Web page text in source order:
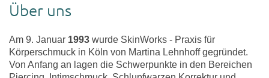
Über uns
Am 9. Januar 1993 wurde SkinWorks - Praxis für
Körperschmuck in Köln von Martina Lehnhoff gegründet.
Von Anfang an lagen die Schwerpunkte in den Bereichen